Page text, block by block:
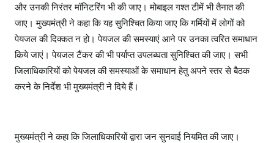
और उनकी निरंतर मॉनिटरिंग भी की जाए। मोबाइल गश्त टीमें भी तैनात की
जाए। मुख्यमंत्री ने कहा कि यह सुनिश्चित किया जाए कि गर्मियों में लोगों को
पेयजल की दिक्कत न हो। पेयजल की समस्याएं आने पर उनका त्वरित समाधान
किये जाएं। पेयजल टैंकर की भी पर्याप्त उपलब्घता सुनिश्चित की जाए। सभी
जिलाधिकारियों को पेयजल की समस्याओं के समाधान हेतु अपने स्तर से बैठक
करने के निर्देश भी मुख्यमंत्री ने दिये हैं।
मुख्यमंत्री ने कहा कि जिलाधिकारियों द्वारा जन सुनवाई नियमित की जाए।